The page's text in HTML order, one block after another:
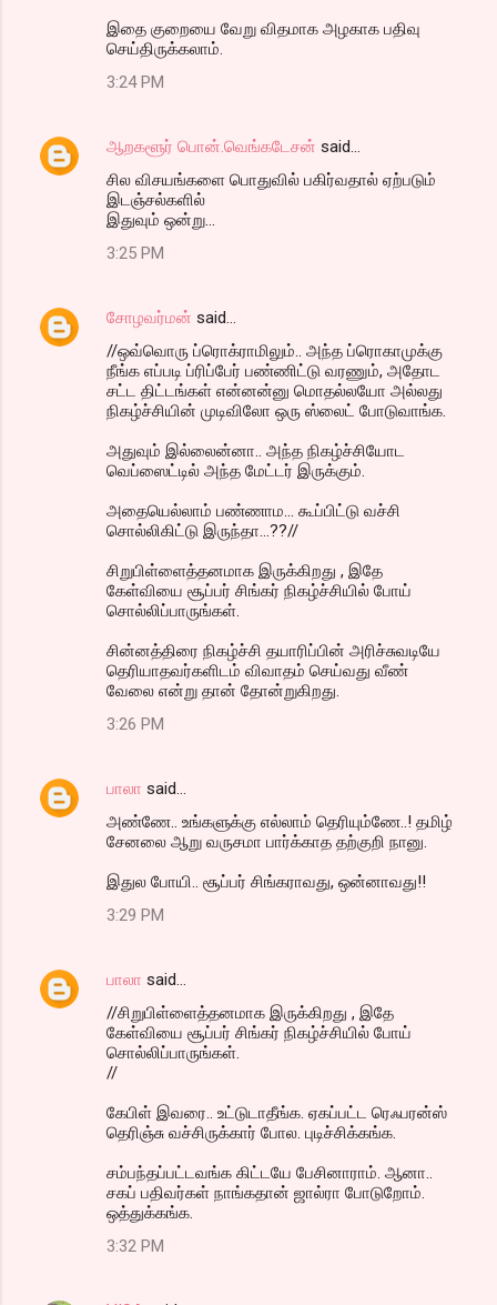
இதை குறையை வேறு விதமாக அழகாக பதிவு
செய்திருக்கலாம்.
3:24 PM
ஆறகளூர் பொன்.வெங்கடேசன் said…
சில விசயங்களை பொதுவில் பகிர்வதால் ஏற்படும்
இடஞ்சல்களில்
இதுவும் ஒன்று...
3:25 PM
சோழவர்மன் said…
//ஒவ்வொரு ப்ரொக்ராமிலும்.. அந்த ப்ரொகாமுக்கு
நீங்க எப்படி ப்ரிப்பேர் பண்ணிட்டு வரணும், அதோட
சட்ட திட்டங்கள் என்னன்னு மொதல்லயோ அல்லது
நிகழ்ச்சியின் முடிவிலோ ஒரு ஸ்லைட் போடுவாங்க.
அதுவும் இல்லைன்னா.. அந்த நிகழ்ச்சியோட
வெப்ஸைட்டில் அந்த மேட்டர் இருக்கும்.
அதையெல்லாம் பண்ணாம... கூப்பிட்டு வச்சி
சொல்லிகிட்டு இருந்தா...??//
சிறுபிள்ளைத்தனமாக இருக்கிறது , இதே
கேள்வியை சூப்பர் சிங்கர் நிகழ்ச்சியில் போய்
சொல்லிப்பாருங்கள்.
சின்னத்திரை நிகழ்ச்சி தயாரிப்பின் அரிச்சுவடியே
தெரியாதவர்களிடம் விவாதம் செய்வது வீண்
வேலை என்று தான் தோன்றுகிறது.
3:26 PM
பாலா said…
அண்ணே.. உங்களுக்கு எல்லாம் தெரியும்ணே..! தமிழ்
சேனலை ஆறு வருசமா பார்க்காத தற்குறி நானு.
இதுல போயி.. சூப்பர் சிங்கராவது, ஒன்னாவது!!
3:29 PM
பாலா said…
//சிறுபிள்ளைத்தனமாக இருக்கிறது , இதே
கேள்வியை சூப்பர் சிங்கர் நிகழ்ச்சியில் போய்
சொல்லிப்பாருங்கள்.
//
கேபிள் இவரை.. உட்டுடாதீங்க. ஏகப்பட்ட ரெஃபரன்ஸ்
தெரிஞ்சு வச்சிருக்கார் போல. புடிச்சிக்கங்க.
சம்பந்தப்பட்டவங்க கிட்டயே பேசினாராம். ஆனா..
சகப் பதிவர்கள் நாங்கதான் ஜால்ரா போடுறோம்.
ஒத்துக்கங்க.
3:32 PM